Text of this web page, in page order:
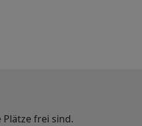
frei sind.